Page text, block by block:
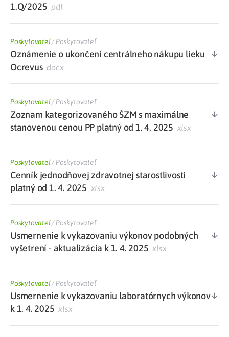
1.Q/2025 pdf
Poskytovateľ/Poskytovateľ
Oznámenie o ukončení centrálneho nákupu lieku
Ocrevusdocx
Poskytovateľ/Poskytovateľ
Zoznam kategorizovaného ŠZM s maximálne
stanovenou cenou PP platný od 1. 4. 2025 xlsx
Poskytovateľ/Poskytovateľ
Cenník jednodňovej zdravotnej starostlivosti
platný od 1. 4. 2025 xlsx
Poskytovateľ/Poskytovateľ
Usmernenie k vykazovaniu výkonov podobných
vyšetrení - aktualizácia k 1. 4. 2025 xlsx
Poskytovateľ/Poskytovateľ
Usmernenie k vykazovaniu laboratórnych výkonov
k 1. 4. 2025 xlsx